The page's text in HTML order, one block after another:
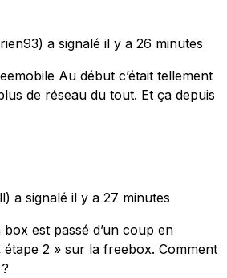
a signalé il y a 26 minutes
Au début c’était tellement
de réseau du tout. Et ça depuis
a signalé il y a 27 minutes
est passé d’un coup en
2 » sur la freebox. Comment